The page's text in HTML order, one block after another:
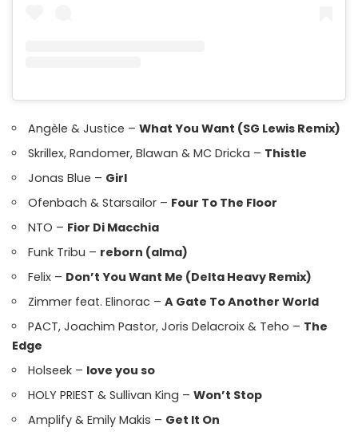
Angèle & Justice –What You Want (SG Lewis Remix)
Skrillex, Randomer, Blawan & MC Dricka – Thistle
Jonas Blue – Girl
Ofenbach & Starsailor – Four To The Floor
NTO – Fior Di Macchia
Funk Tribu – reborn (alma)
Felix – Don’t You Want Me (Delta Heavy Remix)
Zimmer feat. Elinorac –A Gate To Another World
PACT, Joachim Pastor, Joris Delacroix & Teho – The
Edge
Holseek – love you so
HOLY PRIEST & Sullivan King –Won’t Stop
Amplify & Emily Makis – Get It On